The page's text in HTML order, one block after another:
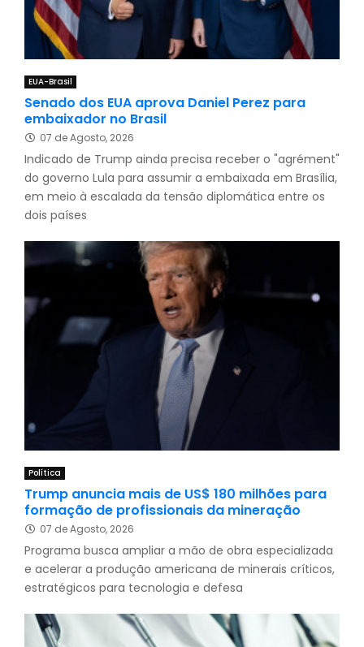
EUA-Brasil
Senado dos EUA aprova Daniel Perez para
embaixador no Brasil
07 de Agosto, 2026
Indicado de Trump ainda precisa receber o "agrément"
do governo Lula para assumir a embaixada em Brasília,
em meio à escalada da tensão diplomática entre os
dois países
Política
Trump anuncia mais de US$ 180 milhões para
formação de profissionais da mineração
07 de Agosto, 2026
Programa busca ampliar a mão de obra especializada
e acelerar a produção americana de minerais críticos,
estratégicos para tecnologia e defesa